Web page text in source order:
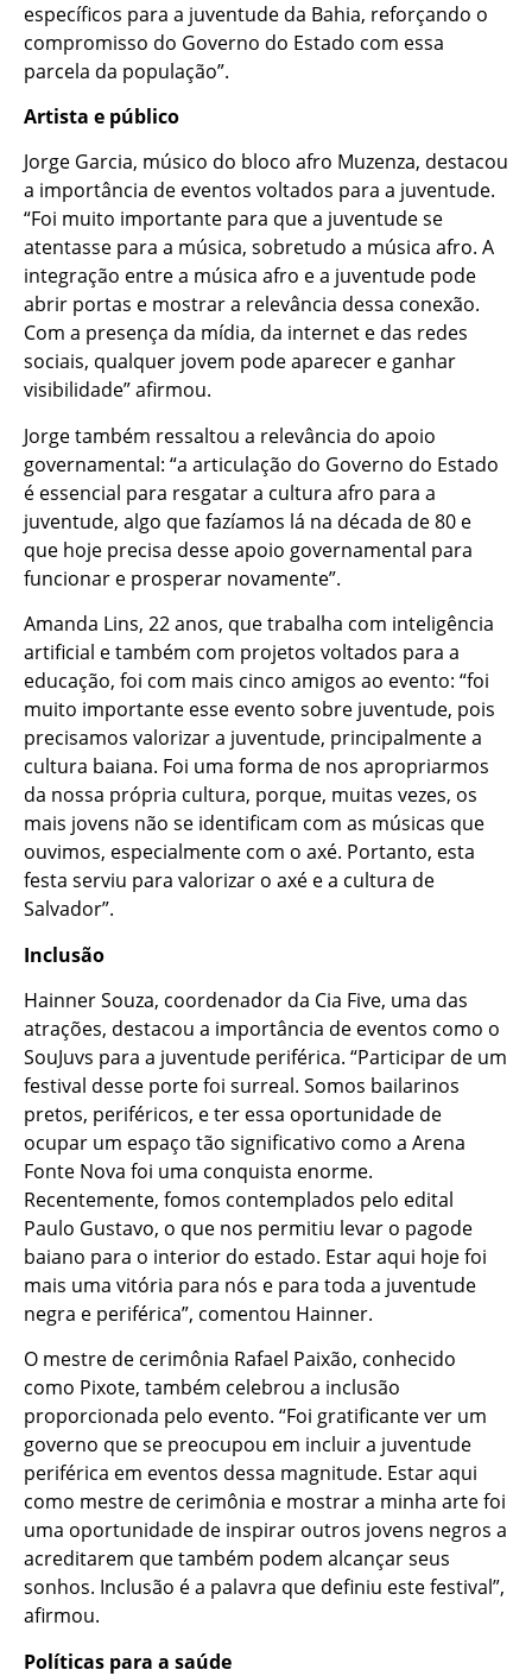
específicos para a juventude da Bahia, reforçando o
compromisso do Governo do Estado com essa
parcela da população”.
Artista e público
Jorge Garcia, músico do bloco afro Muzenza, destacou
a importância de eventos voltados para a juventude.
“Foi muito importante para que a juventude se
atentasse para a música, sobretudo a música afro. A
integração entre a música afro e a juventude pode
abrir portas e mostrar a relevância dessa conexão.
Com a presença da mídia, da internet e das redes
sociais, qualquer jovem pode aparecer e ganhar
visibilidade” afirmou.
Jorge também ressaltou a relevância do apoio
governamental: “a articulação do Governo do Estado
é essencial para resgatar a cultura afro para a
juventude, algo que fazíamos lá na década de 80 e
que hoje precisa desse apoio governamental para
funcionar e prosperar novamente”.
Amanda Lins, 22 anos, que trabalha com inteligência
artificial e também com projetos voltados para a
educação, foi com mais cinco amigos ao evento: “foi
muito importante esse evento sobre juventude, pois
precisamos valorizar a juventude, principalmente a
cultura baiana. Foi uma forma de nos apropriarmos
da nossa própria cultura, porque, muitas vezes, os
mais jovens não se identificam com as músicas que
ouvimos, especialmente com o axé. Portanto, esta
festa serviu para valorizar o axé e a cultura de
Salvador”.
Inclusão
Hainner Souza, coordenador da Cia Five, uma das
atrações, destacou a importância de eventos como o
SouJuvs para a juventude periférica. “Participar de um
festival desse porte foi surreal. Somos bailarinos
pretos, periféricos, e ter essa oportunidade de
ocupar um espaço tão significativo como a Arena
Fonte Nova foi uma conquista enorme.
Recentemente, fomos contemplados pelo edital
Paulo Gustavo, o que nos permitiu levar o pagode
baiano para o interior do estado. Estar aqui hoje foi
mais uma vitória para nós e para toda a juventude
negra e periférica”, comentou Hainner.
O mestre de cerimônia Rafael Paixão, conhecido
como Pixote, também celebrou a inclusão
proporcionada pelo evento. “Foi gratificante ver um
governo que se preocupou em incluir a juventude
periférica em eventos dessa magnitude. Estar aqui
como mestre de cerimônia e mostrar a minha arte foi
uma oportunidade de inspirar outros jovens negros a
acreditarem que também podem alcançar seus
sonhos. Inclusão é a palavra que definiu este festival”,
afirmou.
Políticas para a saúde